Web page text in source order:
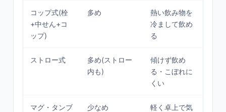
コップ式(栓
+中せん+コ
ップ)
多め
熱い飲み物を
冷まして飲め
る
ストロー式
多め(ストロー
内も)
傾けず飲め
る・こぼれに
くい
マグ・タンブ
少なめ
軽く卓上で気